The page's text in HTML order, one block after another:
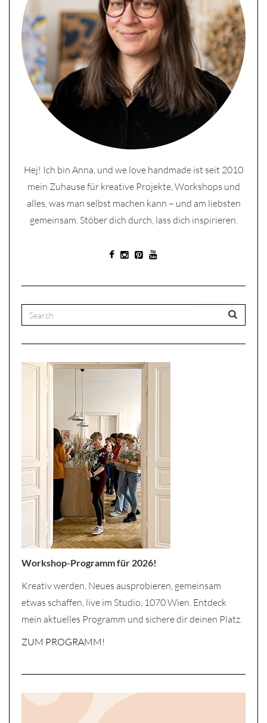
Hej! Ich bin Anna, und we love handmade ist seit 2010
mein Zuhause für kreative Projekte, Workshops und
alles, was man selbst machen kann – und am liebsten
gemeinsam. Stöber dich durch, lass dich inspirieren.
Workshop-Programm für 2026!
Kreativ werden, Neues ausprobieren, gemeinsam
etwas schaffen, live im Studio, 1070 Wien. Entdeck
mein aktuelles Programm und sichere dir deinen Platz.
ZUM PROGRAMM!